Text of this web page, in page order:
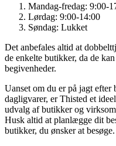
Mandag-fredag: 9:00-
Lørdag: 9:00-14:00
Søndag: Lukket
Det anbefales altid at
de enkelte butikker, da de
begivenheder.
Uanset om du er på jagt efter
dagligvarer, er Thisted et
udvalg af butikker og
Husk altid at planlægge dit
butikker, du ønsker at besøge.